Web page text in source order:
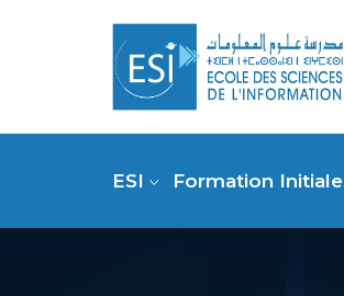
ESI Formation Initiale